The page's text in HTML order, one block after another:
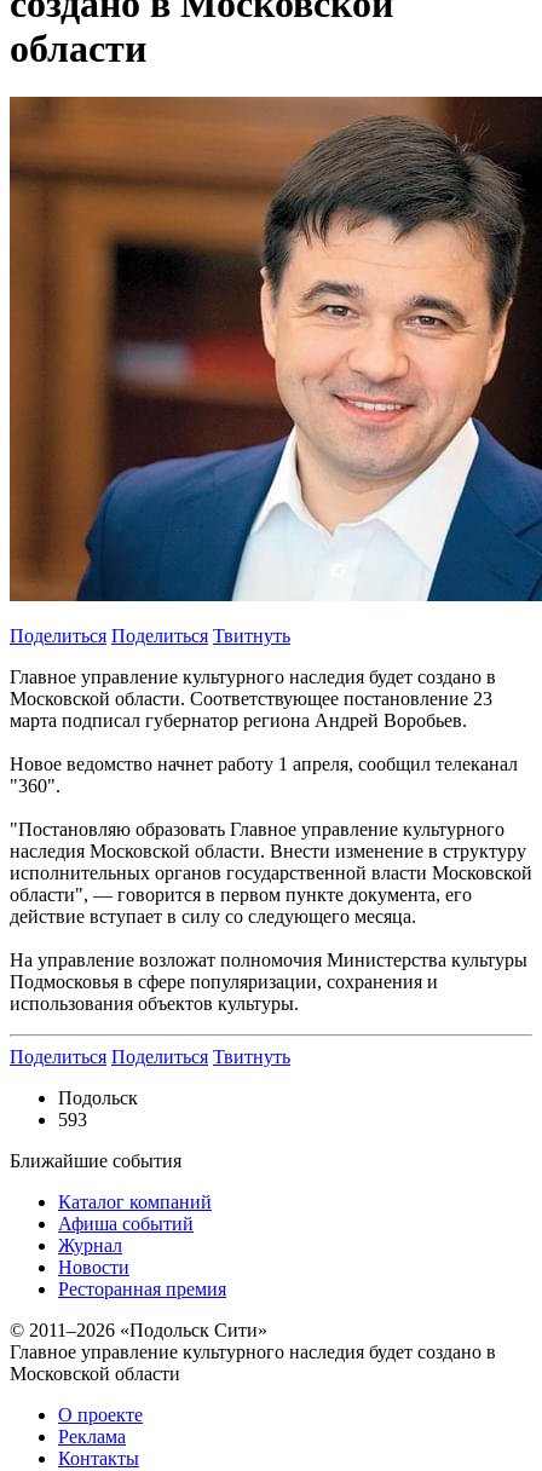
области
Поделиться Поделиться Твитнуть
Главное управление культурного наследия будет создано в
Московской области. Соответствующее постановление 23
марта подписал губернатор региона Андрей Воробьев.
Новое ведомство начнет работу 1 апреля, сообщил телеканал
"360".
"Постановляю образовать Главное управление культурного
наследия Московской области. Внести изменение в структуру
исполнительных органов государственной власти Московской
области", — говорится в первом пункте документа, его
действие вступает в силу со следующего месяца.
На управление возложат полномочия Министерства культуры
Подмосковья в сфере популяризации, сохранения и
использования объектов культуры.
Поделиться Поделиться Твитнуть
Подольск
593
Ближайшие события
Каталог компаний
Афиша событий
Журнал
Новости
Ресторанная премия
© 2011–2026 «Подольск Сити»
Главное управление культурного наследия будет создано в
Московской области
О проекте
Реклама
Контакты